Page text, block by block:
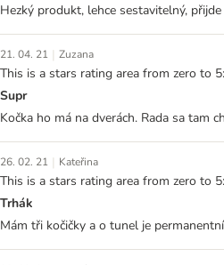
Hezký produkt, lehce sestavitelný,
21. 04. 21 | Zuzana
This is a stars rating area from zero to
Supr
Kočka ho má na dverách. Rada sa tam
26. 02. 21 | Kateřina
This is a stars rating area from zero to
Trhák
Mám tři kočičky a o tunel je